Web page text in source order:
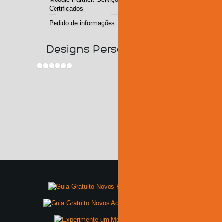
Certificados
Pedido de informações
Designs Personalizados